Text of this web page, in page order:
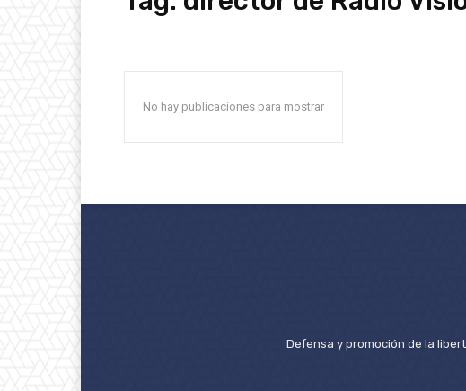
No hay publicaciones para mostrar
Defensa y promoción de la